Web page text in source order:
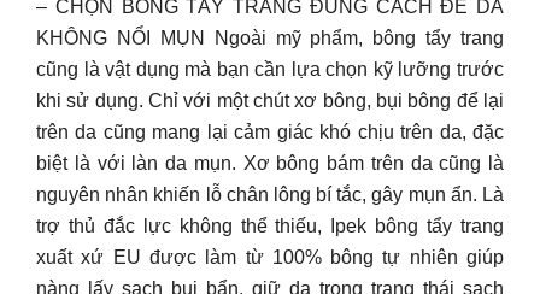
– CHỌN BÔNG TẨY TRANG ĐÚNG CÁCH ĐỂ DA
KHÔNG NỔI MỤN Ngoài mỹ phẩm, bông tẩy trang
cũng là vật dụng mà bạn cần lựa chọn kỹ lưỡng trước
khi sử dụng. Chỉ với một chút xơ bông, bụi bông để lại
trên da cũng mang lại cảm giác khó chịu trên da, đặc
biệt là với làn da mụn. Xơ bông bám trên da cũng là
nguyên nhân khiến lỗ chân lông bí tắc, gây mụn ẩn. Là
trợ thủ đắc lực không thể thiếu, Ipek bông tẩy trang
xuất xứ EU được làm từ 100% bông tự nhiên giúp
nàng lấy sạch bụi bẩn, giữ da trong trạng thái sạch